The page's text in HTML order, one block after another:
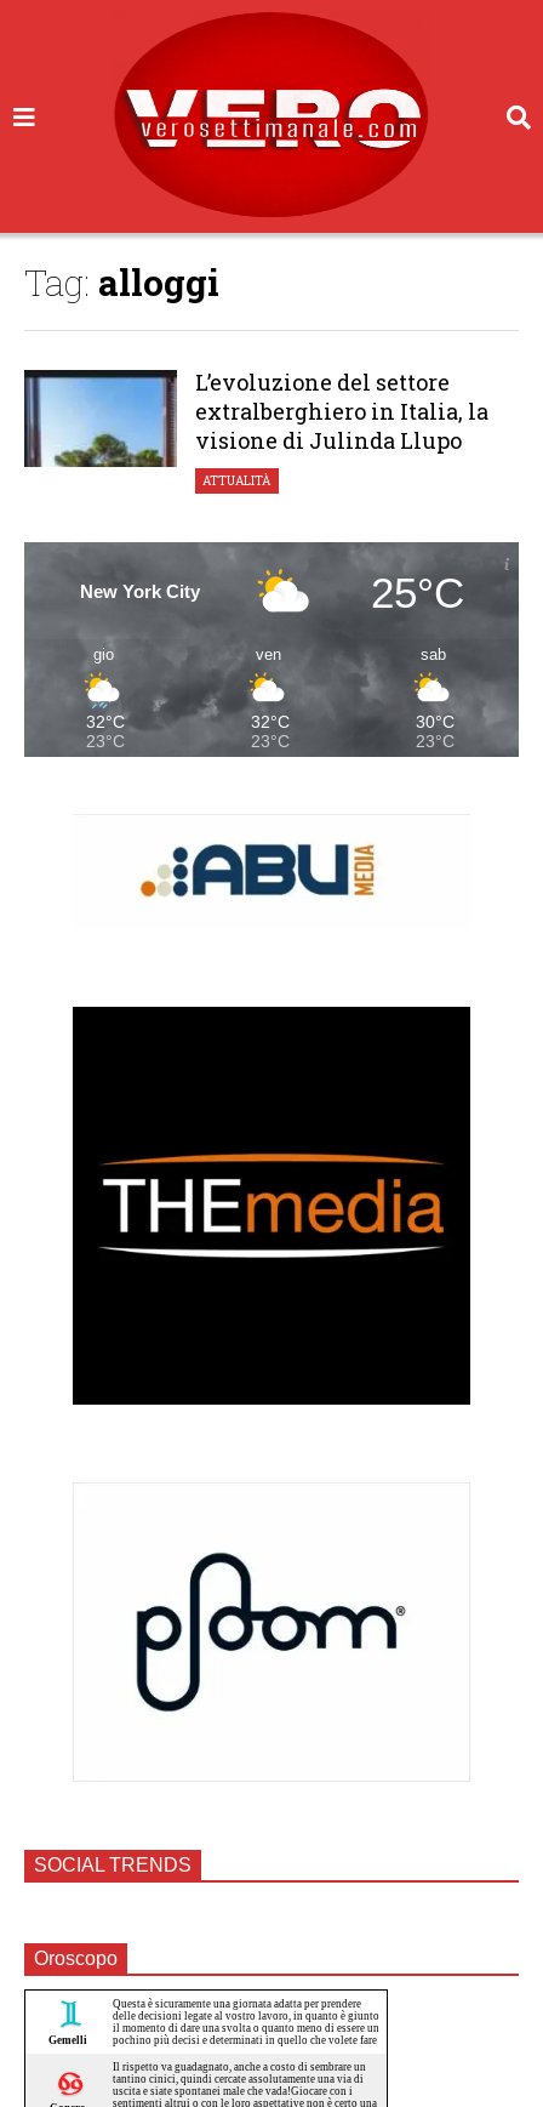
Tag: alloggi
L’evoluzione del settore
extralberghiero in Italia, la
visione di Julinda Llupo
ATTUALITÀ
New York City 25°C
gio
32°C
23°C
ven
32°C
23°C
sab
30°C
23°C
SOCIAL TRENDS
Oroscopo